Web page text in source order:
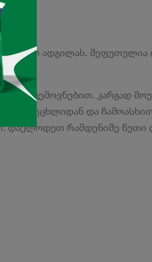
გრილ ადგილას. შეფუთულია
გემოვნებით. კარგად
ცეცხლიდან და
დაელოდეთ რამდენიმე წუთი